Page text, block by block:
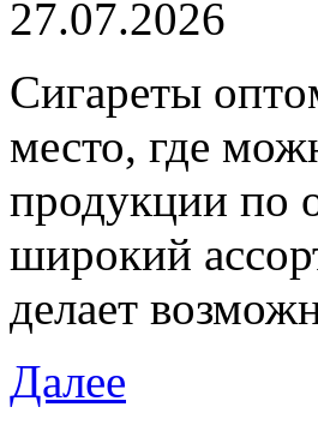
27.07.2026
Сигaрeты
место, где
продукции по
широкий
делает
Далее